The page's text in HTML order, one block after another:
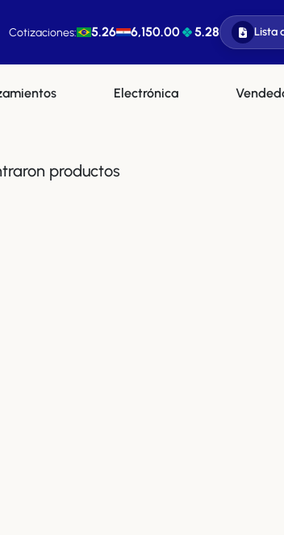
Cotizaciones: 5.26 6,150.00 5.28 Lista
Electrónica
productos